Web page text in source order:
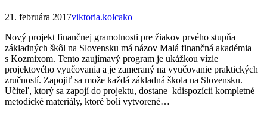
21. februára 2017viktoria.kolcako
Nový projekt finančnej gramotnosti pre žiakov prvého stupňa
základných škôl na Slovensku má názov Malá finančná akadémia
s Kozmixom. Tento zaujímavý program je ukážkou vízie
projektového vyučovania a je zameraný na vyučovanie praktických
zručností. Zapojiť sa može každá základná škola na Slovensku.
Učiteľ, ktorý sa zapojí do projektu, dostane kdispozícii kompletné
metodické materiály, ktoré boli vytvorené…